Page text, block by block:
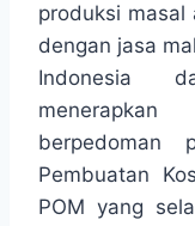
produksi masal
dengan jasa
Indonesia
berpedoman
Pembuatan
POM yang